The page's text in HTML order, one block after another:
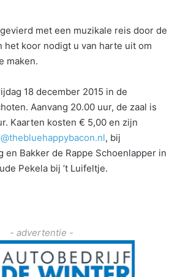
met een muzikale reis door de
het koor nodigt u van harte uit om
maken.
18 december 2015 in de
Aanvang 20.00 uur, de zaal is
Kaarten kosten € 5,00 en zijn
, bij
en Bakker de Rappe Schoenlapper in
Pekela bij ’t Luifeltje.
- advertentie -